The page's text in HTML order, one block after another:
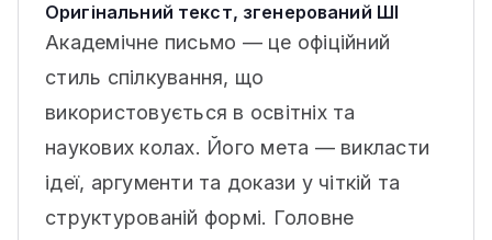
Оригінальний текст, згенерований ШІ
Академічне письмо — це офіційний
стиль спілкування, що
використовується в освітніх та
наукових колах. Його мета — викласти
ідеї, аргументи та докази у чіткій та
структурованій формі. Головне